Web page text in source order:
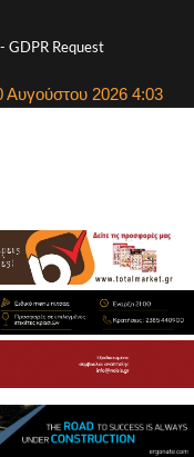
- GDPR Request
Αυγούστου 2026 4:03